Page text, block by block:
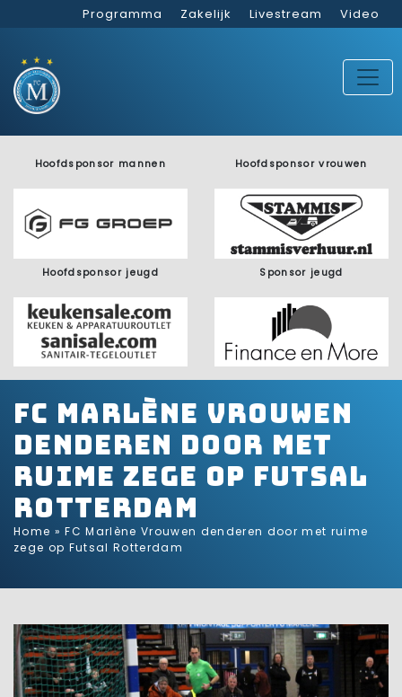
Programma Zakelijk Livestream Video
Hoofdsponsor mannen Hoofdsponsor vrouwen
Hoofdsponsor jeugd Sponsor jeugd
FC Marlène Vrouwen
denderen door met
ruime zege op Futsal
Rotterdam
Home »FC Marlène Vrouwen denderen door met ruime
zege op Futsal Rotterdam